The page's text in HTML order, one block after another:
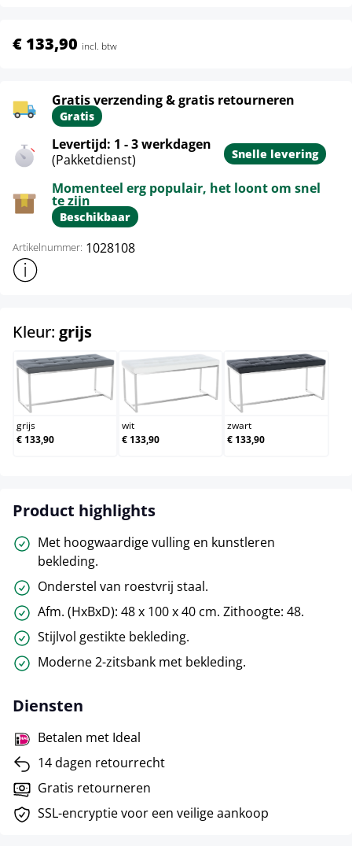
€ 133,90 incl. btw
Gratis verzending & gratis retourneren
Gratis
Levertijd: 1 - 3 werkdagen
(Pakketdienst)
Snelle levering
Momenteel erg populair, het loont om snel
te zijn
Beschikbaar
Artikelnummer: 1028108
Toon meer productinformatie
Kleur: grijsselect
grijs
grijs
€ 133,90
wit
€ 133,90
zwart
zwart
€ 133,90
Product highlights
Met hoogwaardige vulling en kunstleren
bekleding.
Onderstel van roestvrij staal.
Afm. (HxBxD): 48 x 100 x 40 cm. Zithoogte: 48.
Stijlvol gestikte bekleding.
Moderne 2-zitsbank met bekleding.
Diensten
Betalen met Ideal
14 dagen retourrecht
Gratis retourneren
SSL-encryptie voor een veilige aankoop